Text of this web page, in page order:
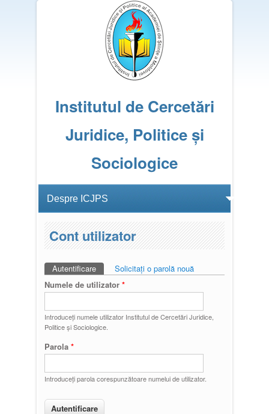
Institutul de Cercetări
Juridice, Politice și
Sociologice
Cont utilizator
Taburi primare
Autentificare(tab activ)Solicitaţi o parolă nouă
Numele de utilizator *
Introduceţi numele utilizator Institutul de Cercetări Juridice,
Politice și Sociologice.
Parola *
Introduceţi parola corespunzătoare numelui de utilizator.